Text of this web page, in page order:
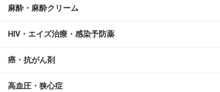
麻酔・麻酔クリーム
HIV・エイズ治療・感染予防薬
癌・抗がん剤
高血圧・狭心症